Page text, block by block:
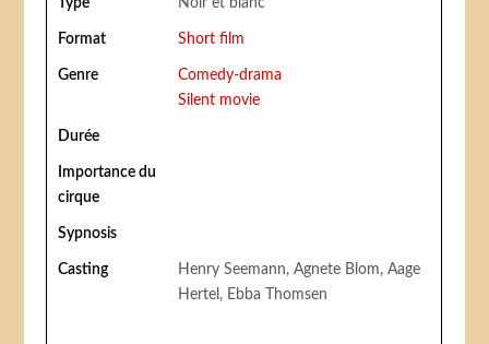
Type Noir et blanc
Format Short film
Genre
Comedy-drama
Silent movie
Durée
Importance du
cirque
Sypnosis
Casting
Henry Seemann, Agnete Blom, Aage
Hertel, Ebba Thomsen